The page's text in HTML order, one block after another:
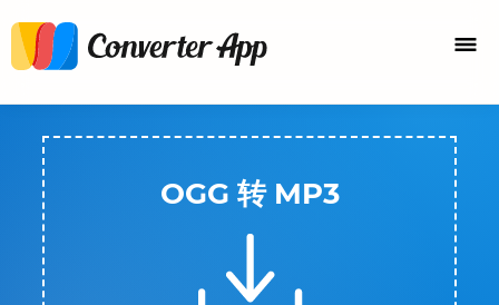
OGG 转 MP3